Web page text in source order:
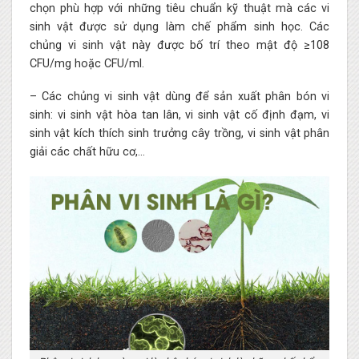
chọn phù hợp với những tiêu chuẩn kỹ thuật mà các vi
sinh vật được sử dụng làm chế phẩm sinh học. Các
chủng vi sinh vật này được bố trí theo mật độ ≥108
CFU/mg hoặc CFU/ml.
– Các chủng vi sinh vật dùng để sản xuất phân bón vi
sinh: vi sinh vật hòa tan lân, vi sinh vật cố định đạm, vi
sinh vật kích thích sinh trưởng cây trồng, vi sinh vật phân
giải các chất hữu cơ,…